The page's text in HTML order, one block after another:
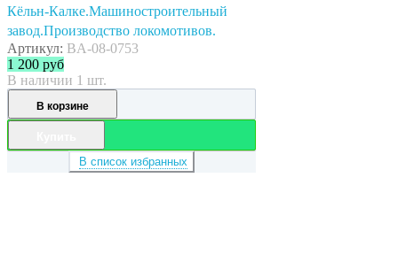
Кёльн-Калке.Машиностроительный
завод.Производство локомотивов.
Артикул: BA-08-0753
1 200 руб
В наличии 1 шт.
В корзине
В список избранных